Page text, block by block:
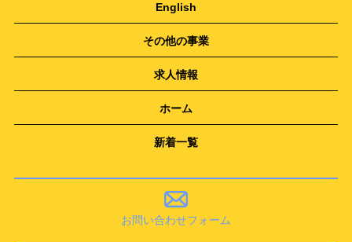
English
その他の事業
求人情報
ホーム
新着一覧
お問い合わせフォーム